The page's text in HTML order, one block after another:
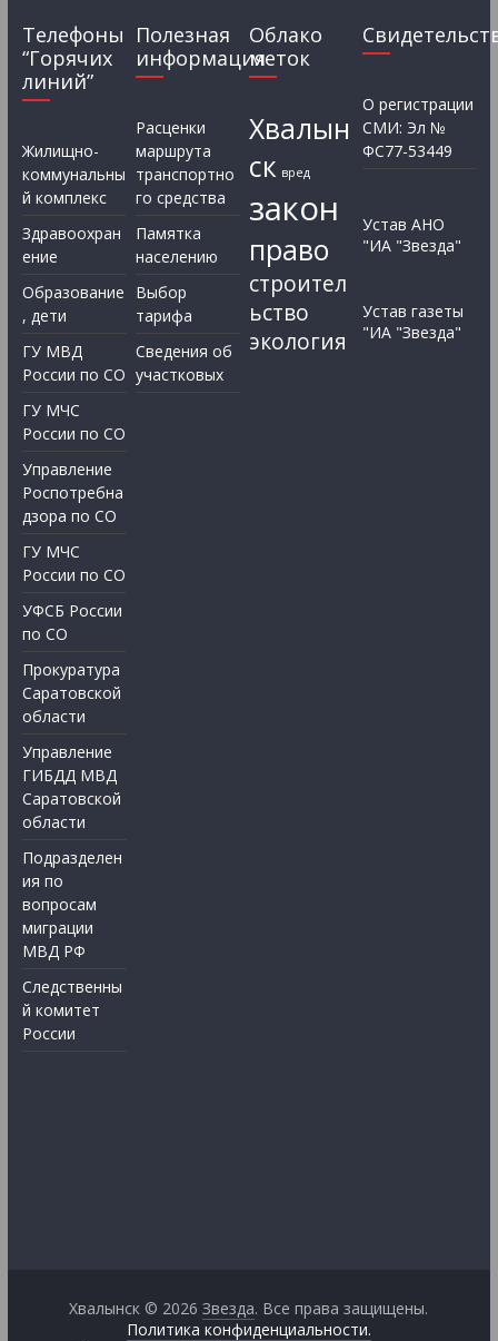
Телефоны
“Горячих
линий”
Жилищно-
коммунальны
й комплекс
Здравоохран
ение
Образование
, дети
ГУ МВД
России по СО
ГУ МЧС
России по СО
Управление
Роспотребна
дзора по СО
ГУ МЧС
России по СО
УФСБ России
по СО
Прокуратура
Саратовской
области
Управление
ГИБДД МВД
Саратовской
области
Подразделен
ия по
вопросам
миграции
МВД РФ
Следственны
й комитет
России
Полезная
информация
Расценки
маршрута
транспортно
го средства
Памятка
населению
Выбор
тарифа
Сведения об
участковых
Облако
меток
Хвалын
ск вред
закон
право
строител
ьство
экология
О регистрации
СМИ: Эл №
ФС77-53449
Устав АНО
"ИА "Звезда"
Устав газеты
"ИА "Звезда"
Хвалынск © 2026Звезда. Все права защищены.
Политика конфиденциальности.